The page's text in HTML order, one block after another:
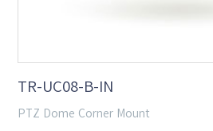
TR-UC08-B-IN
PTZ Dome Corner Mount